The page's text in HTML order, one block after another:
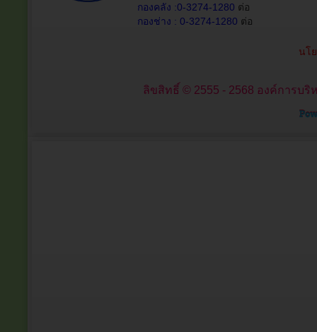
กองคลัง :0-3274-1280 ต่อ
กองช่าง : 0-3274-1280 ต่อ
นโ
ลิขสิทธิ์ © 2555 - 2568 องค์การบ